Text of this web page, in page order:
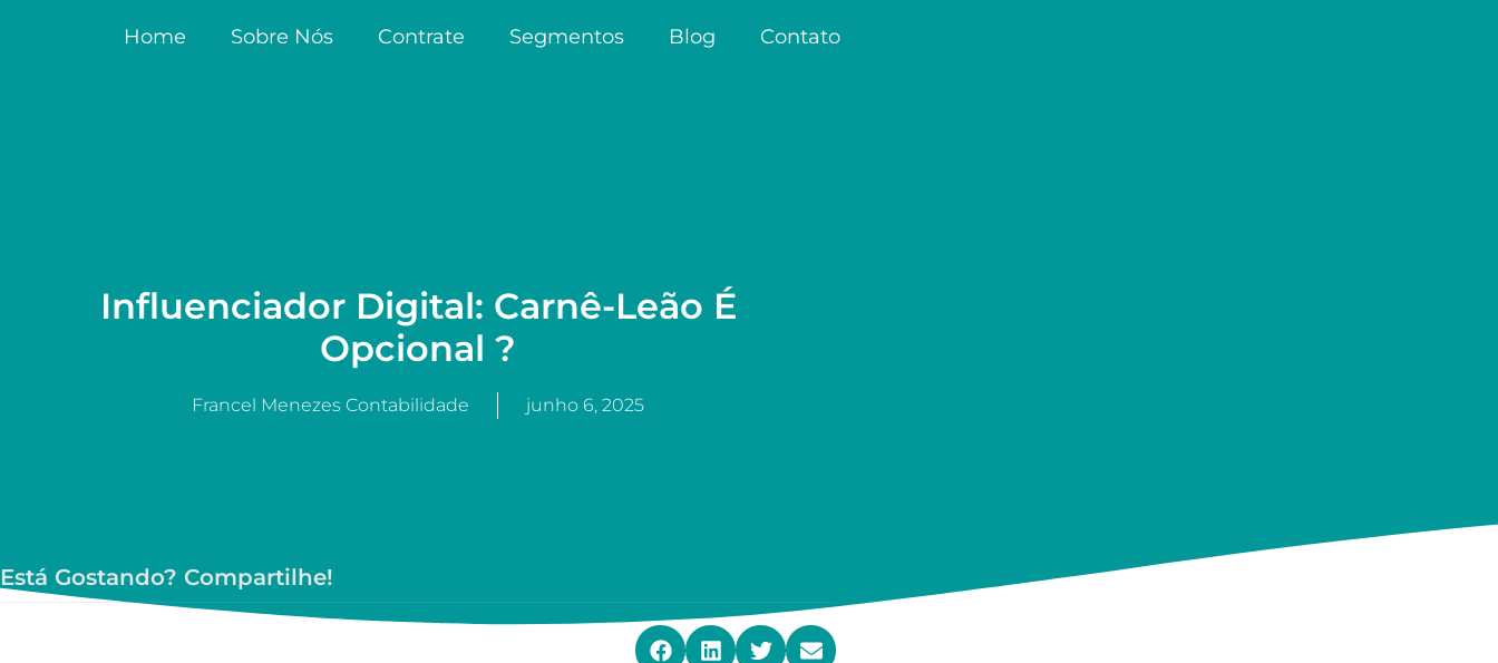
Home Sobre Nós Contrate Segmentos Blog Contato
Influenciador Digital: Carnê-Leão É
Opcional ?
Francel Menezes Contabilidade junho 6, 2025
Está Gostando? Compartilhe!